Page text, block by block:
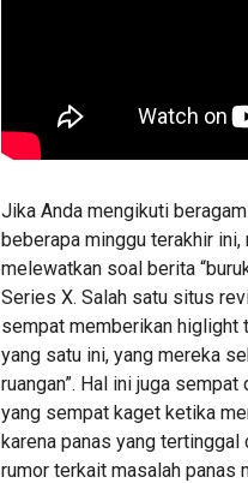
Jika Anda mengikuti
beberapa minggu terakhir
melewatkan soal berita
Series X. Salah satu situs
sempat memberikan higlight
yang satu ini, yang mereka
ruangan”. Hal ini juga
yang sempat kaget ketika
karena panas yang
rumor terkait masalah